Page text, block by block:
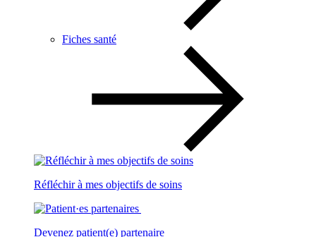
Fiches santé
Réfléchir à mes objectifs de soins
Devenez patient(e) partenaire